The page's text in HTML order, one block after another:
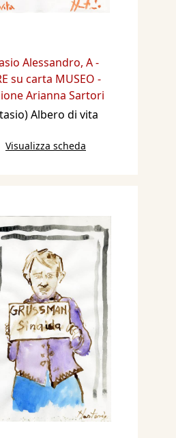
Alessandro, A -
su carta MUSEO -
Arianna Sartori
Albero di vita
Visualizza scheda